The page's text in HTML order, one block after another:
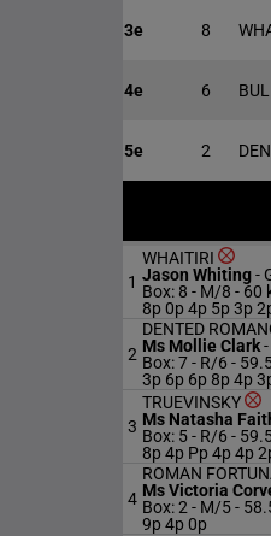
3e 8
4e 6
5e 2
1
WHAITIRI
Jason Whiting-
Box: 8 - M/8 - 60
8p 0p 4p 5p 3p
2
DENTED
Ms Mollie Clark-
Box: 7 - R/6 -
3p 6p 6p 8p 4p
3
TRUEVINSKY
Ms Natasha
Box: 5 - R/6 -
8p 4p Pp 4p 4p
4
ROMAN
Ms Victoria
Box: 2 - M/5 -
9p 4p 0p